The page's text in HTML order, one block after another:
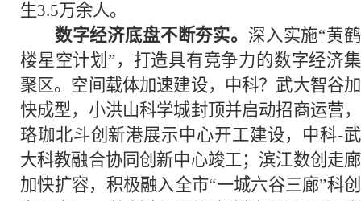
生3.5万余人。
数字经济底盘不断夯实。 深入实施“黄鹤
楼星空计划”，打造具有竞争力的数字经济集
聚区。空间载体加速建设，中科？武大智谷加
快成型，小洪山科学城封顶并启动招商运营，
珞珈北斗创新港展示中心开工建设，中科-武
大科教融合协同创新中心竣工；滨江数创走廊
加快扩容，积极融入全市“一城六谷三廊”科创